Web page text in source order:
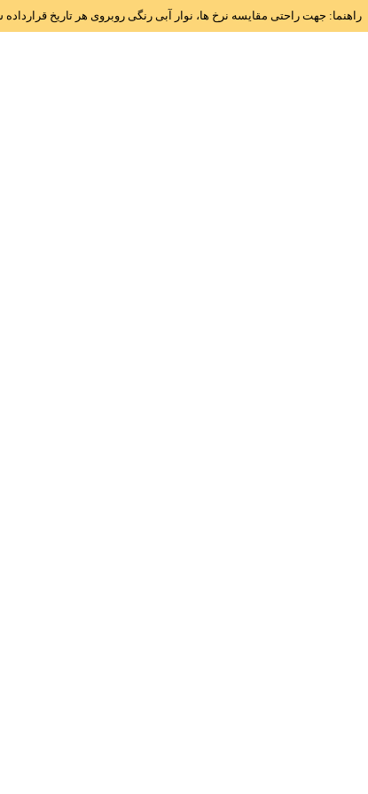
راهنما: جهت راحتی مقایسه نرخ ها، نوار آبی رنگی روبروی هر تاریخ